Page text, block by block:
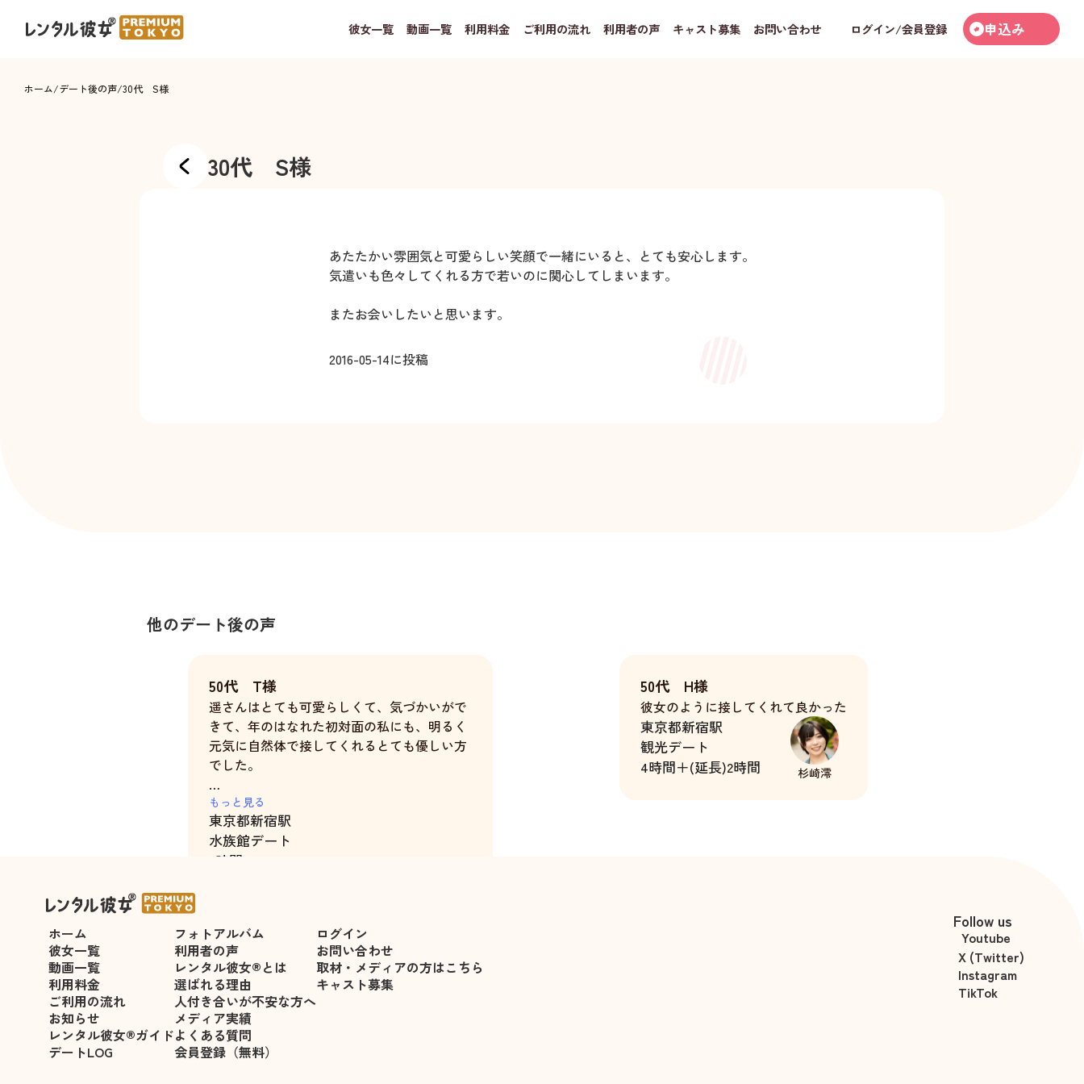
彼女一覧 動画一覧 利用料金 ご利用の流れ 利用者の声 キャスト募集 お問い合わせ ログイン/会員登録 申込み
ホーム/デート後の声/30代 S様
30代 S様
あたたかい雰囲気と可愛らしい笑顔で一緒にいると、とても安心します。
気遣いも色々してくれる方で若いのに関心してしまいます。
またお会いしたいと思います。
2016-05-14に投稿
他のデート後の声
50代 T様
遥さんはとても可愛らしくて、気づかいがで
きて、年のはなれた初対面の私にも、明るく
元気に自然体で接してくれるとても優しい方
でした。
デート中もお互いに笑顔と会話が途切れる事
なく、時間があっという間にすぎる本当に楽
しいデートでした。
ありがとうございました。
もっと見る
東京都新宿駅
水族館デート
5時間
50代 H様
彼女のように接してくれて良かった
東京都新宿駅
観光デート
4時間＋(延長)2時間
杉崎澪
ホーム
彼女一覧
動画一覧
利用料金
ご利用の流れ
お知らせ
レンタル彼女®ガイド
デートLOG
フォトアルバム
利用者の声
レンタル彼女®とは
選ばれる理由
人付き合いが不安な方へ
メディア実績
よくある質問
会員登録（無料）
ログイン
お問い合わせ
取材・メディアの方はこちら
キャスト募集
Follow us
Youtube
X (Twitter)
Instagram
TikTok